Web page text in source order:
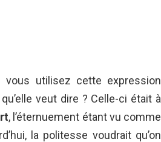
utilisez cette expression
veut dire ? Celle-ci était à
, l’éternuement étant vu comme
la politesse voudrait qu’on